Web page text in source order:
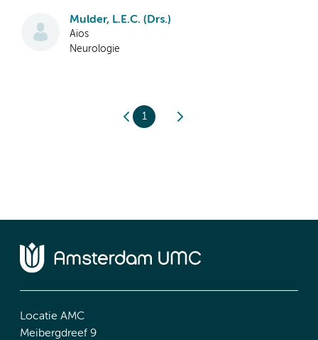
Mulder, L.E.C. (Drs.)
Aios
Neurologie
1
Locatie AMC
Meibergdreef 9